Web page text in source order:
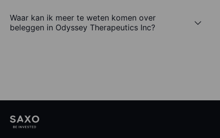
Waar kan ik meer te weten komen over
beleggen in Odyssey Therapeutics Inc?